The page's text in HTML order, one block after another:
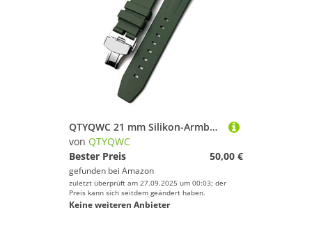
QTYQWC 21 mm Silikon-Armband als Ersatz für L3 HydroConquest Conquest Uhr, wasserdicht, Sport, weiches Armband
von QTYQWC
Bester Preis
50,00 €
gefunden bei Amazon
zuletzt überprüft am 27.09.2025 um 00:03; der
Preis kann sich seitdem geändert haben.
Keine weiteren Anbieter